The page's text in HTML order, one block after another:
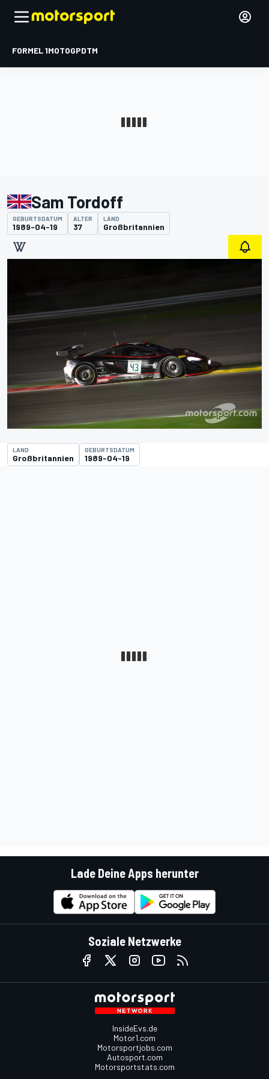
FORMEL 1MOTOGPDTM
Sam Tordoff
GEBURTSDATUM
1989-04-19
ALTER
37
LAND
Großbritannien
LAND
Großbritannien
GEBURTSDATUM
1989-04-19
Lade Deine Apps herunter
Soziale Netzwerke
InsideEvs.de
Motor1.com
Motorsportjobs.com
Autosport.com
Motorsportstats.com